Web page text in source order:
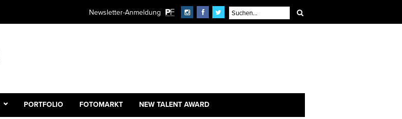
Newsletter-Anmeldung
PORTFOLIO FOTOMARKT NEW TALENT AWARD